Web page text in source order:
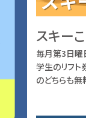
スキー
毎月第3日曜
学生のリフト
のどちらも無